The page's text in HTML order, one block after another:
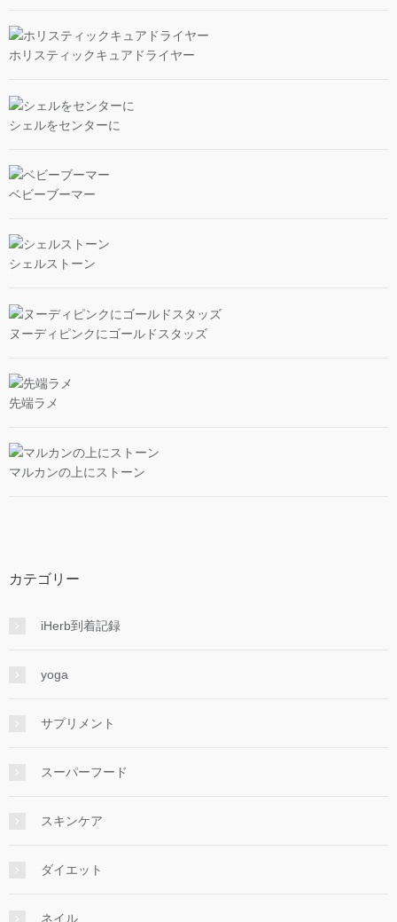
ホリスティックキュアドライヤー
シェルをセンターに
ベビーブーマー
シェルストーン
ヌーディピンクにゴールドスタッズ
先端ラメ
マルカンの上にストーン
カテゴリー
iHerb到着記録
yoga
サプリメント
スーパーフード
スキンケア
ダイエット
ネイル